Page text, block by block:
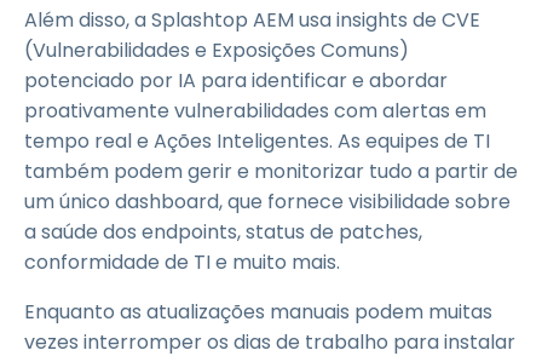
Além disso, a Splashtop AEM usa insights de CVE
(Vulnerabilidades e Exposições Comuns)
potenciado por IA para identificar e abordar
proativamente vulnerabilidades com alertas em
tempo real e Ações Inteligentes. As equipes de TI
também podem gerir e monitorizar tudo a partir de
um único dashboard, que fornece visibilidade sobre
a saúde dos endpoints, status de patches,
conformidade de TI e muito mais.
Enquanto as atualizações manuais podem muitas
vezes interromper os dias de trabalho para instalar